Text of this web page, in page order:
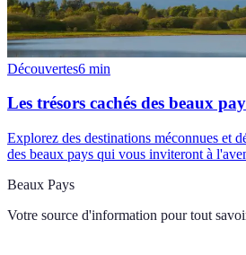
Découvertes6 min
Les trésors cachés des beaux
Explorez des destinations méconnues et
des beaux pays qui vous inviteront à
Beaux Pays
Votre source d'information pour tout